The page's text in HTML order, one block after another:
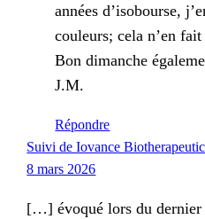
années d’isobourse,
couleurs; cela n’en
Bon dimanche
J.M.
Répondre
Suivi de Iovance
8 mars 2026
[…] évoqué lors du dernier